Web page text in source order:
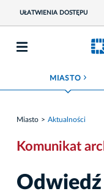
UŁATWIENIA DOSTĘPU
MIASTO ROZWIŃ MENU
Miasto Aktualności
Komunikat